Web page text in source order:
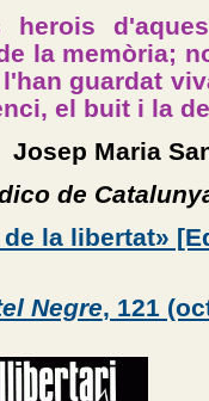
herois
la memòria;
guardat
el buit i la
Josep Maria
de
la libertat»
Negre, 121